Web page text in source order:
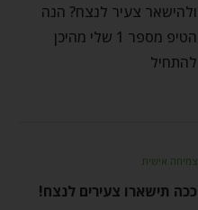
ולהישאר צעיר לנצח? הנה
הטיפ מספר 1 שלי מהיכן
להתחיל
צמיחה אישית
ככה תישארו צעירים לנצח!